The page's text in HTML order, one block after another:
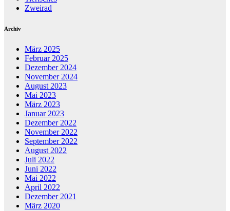
Zweirad
Archiv
März 2025
Februar 2025
Dezember 2024
November 2024
August 2023
Mai 2023
März 2023
Januar 2023
Dezember 2022
November 2022
September 2022
August 2022
Juli 2022
Juni 2022
Mai 2022
April 2022
Dezember 2021
März 2020